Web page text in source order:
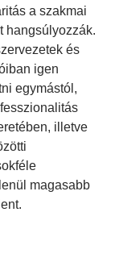
a szakmai
hangsúlyozzák.
és
igen
egymástól,
illetve
magasabb